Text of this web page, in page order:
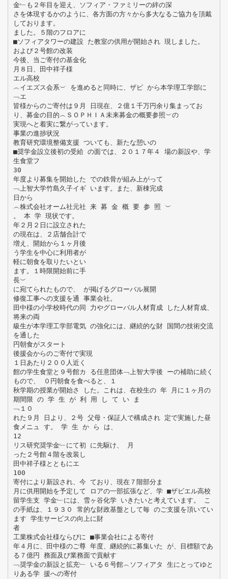
金﹂も２年目を迎え、ソフィア・ファミリーの絆の深
さを体現するかのように、各方面の方々から多大なるご協力を頂戴
しております。
ました。５階のフロアに
■ソフィアタワーの建設 た教室の供用が開始され 現しました。
および２号館の改装
今後、当ご寄付の基金化
月８日、田中祥子様
エル高校
︵イエズス会系︶ を進めると同時に、ザビ から本学理工学部に
﹁エ
皆様からのご寄付は９月 日現在、２億１千万円余り集まってお
り、募金の目的︵ＳＯＰＨＩＡ未来募金の概要参照︶の
実現へと着実に繋がっています。
事業の進捗状況
教育研究環境整備支援 ついても、新たな憩いの
■奨学金設立後初の受給 の面では、２０１７年４ 場の新設や、学
生食堂フ
30
年度より募集を開始した での鉄骨が組み上がって
﹁上智大学竹島久子イギ います。また、新棟完成
日から
︵株式会社オーム社元社 来 募 金 概 要 参 照 ︶
。 本 学 現状です。
年２月２日に設立された
の現在は、２店舗合計で
増え、開始から１ヶ月後
う学生を中心に利用者が
軽に朝食を取りたいとい
ます。１時限開始前に手
長︶
に宛てられたもので、 が掲げるグローバル展開
修復工事への支援を通 事業会社。
田中様の小学校時代の同 力やグローバル人材育成 した人材育成、
将来の両
級生が本学理工学部電気 の強化には、継続的な財 国間の技術交流
を通した
円朝食がスタート
後援会からのご寄付で実現
１日あたり２００人近く
館の学生食堂と９号館カ る任意団体﹁上智大学後 ーの補助に続く
もので、 ０円朝食を食べると、１
秋学期の授業が開始さ した。これは、在校生の 年 月に１ヶ月の
期間限 の 学 生 が 利 用 し て い ま
﹁１０
れた９月 日より、２号 父母・保証人で構成され 定で実施した昼
食メニュ す。 学 生 か ら は、
12
リス研究奨学金﹂にて初 に先駆け、 月
った２号館４階を改装し
田中祥子様とともにエ
100
寄付により新設され、今 ており、現在７階部分ま
月に供用開始を予定して ロアの一部拡張など、学 ■ザビエル高校
留学生支 学金﹂には、雪ヶ谷化学 いきたいと考えています。 こ
の手紙は、１９３０ 常的な財政基盤として毎 のご支援を頂いてい
ます 学生サービスの向上に財
者
工業株式会社様ならびに ■事業会社による寄付
年４月に、田中様のご尊 年度、継続的に募集いた が、目標額であ
る７億円 務面及び業務面で貢献す
﹁奨学金の新設と拡充﹂ いる６号館︵ソフィアタ 生にとってゆと
りある学 援への寄付